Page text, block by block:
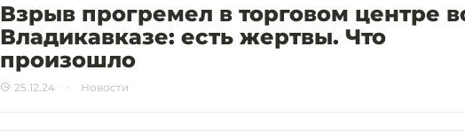
Взрыв прогремел в торговом центре
Владикавказе: есть жертвы. Что
произошло
25.12.24 Новости